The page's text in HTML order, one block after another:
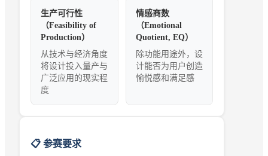
生产可行性
（Feasibility of
Production）
从技术与经济角度
将设计投入量产与
广泛应用的现实程
度
情感商数
（Emotional
Quotient, EQ）
除功能用途外，设
计能否为用户创造
愉悦感和满足感
📋 参赛要求